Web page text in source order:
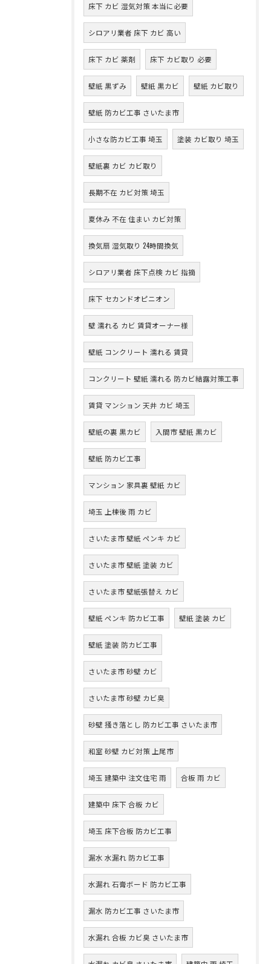
床下 カビ 湿気対策 本当に必要
シロアリ業者 床下 カビ 高い
床下 カビ 薬剤 床下 カビ取り 必要
壁紙 黒ずみ 壁紙 黒カビ 壁紙 カビ取り
壁紙 防カビ工事 さいたま市
小さな防カビ工事 埼玉 塗装 カビ取り 埼玉
壁紙裏 カビ カビ取り
長期不在 カビ対策 埼玉
夏休み 不在 住まい カビ対策
換気扇 湿気取り 24時間換気
シロアリ業者 床下点検 カビ 指摘
床下 セカンドオピニオン
壁 濡れる カビ 賃貸オーナー様
壁紙 コンクリート 濡れる 賃貸
コンクリート 壁紙 濡れる 防カビ結露対策工事
賃貸 マンション 天井 カビ 埼玉
壁紙の裏 黒カビ 入間市 壁紙 黒カビ
壁紙 防カビ工事
マンション 家具裏 壁紙 カビ
埼玉 上棟後 雨 カビ
さいたま市 壁紙 ペンキ カビ
さいたま市 壁紙 塗装 カビ
さいたま市 壁紙張替え カビ
壁紙 ペンキ 防カビ工事 壁紙 塗装 カビ
壁紙 塗装 防カビ工事
さいたま市 砂壁 カビ
さいたま市 砂壁 カビ臭
砂壁 掻き落とし 防カビ工事 さいたま市
和室 砂壁 カビ対策 上尾市
埼玉 建築中 注文住宅 雨 合板 雨 カビ
建築中 床下 合板 カビ
埼玉 床下合板 防カビ工事
漏水 水漏れ 防カビ工事
水漏れ 石膏ボード 防カビ工事
漏水 防カビ工事 さいたま市
水漏れ 合板 カビ臭 さいたま市